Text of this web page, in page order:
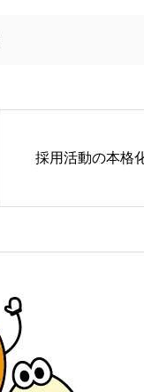
採用活動の本格